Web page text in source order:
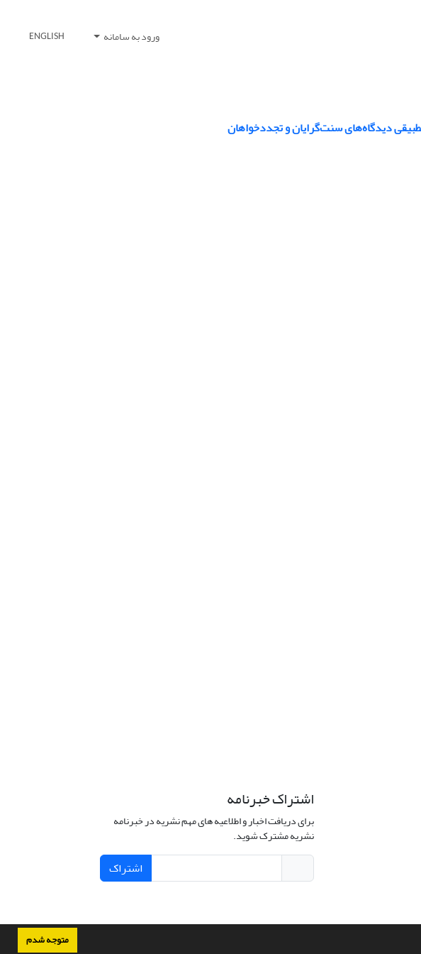
متوجه شدم
ورود به سامانه ENGLISH
دیدگاه‌های سنت‌گرایان و تجددخواهان
اشتراک خبرنامه
برای دریافت اخبار و اطلاعیه های مهم نشریه در خبرنامه
نشریه مشترک شوید.
اشتراک